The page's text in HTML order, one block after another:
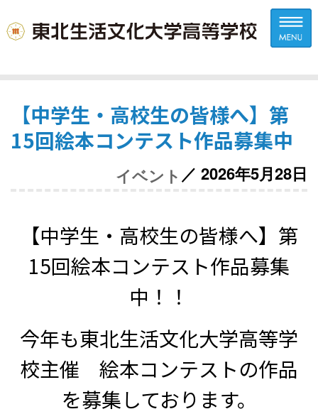
受験生の方へ 中学校の先生方へ
在校生の方へ 保護者の方へ
【中学生・高校生の皆様へ】第
15回絵本コンテスト作品募集中
イベント ／ 2026年5月28日
【中学生・高校生の皆様へ】第
15回絵本コンテスト作品募集
中！！
今年も東北生活文化大学高等学
校主催 絵本コンテストの作品
を募集しております。